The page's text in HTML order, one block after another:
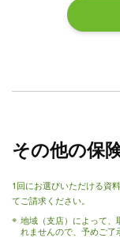
その他の保
1回にお選びいただける資
てご請求ください。
地域（支店）によって、
れませんので、予めご了